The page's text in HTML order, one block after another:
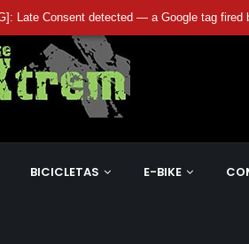
Late Consent detected — a Google tag fired
BICICLETAS E-BIKE